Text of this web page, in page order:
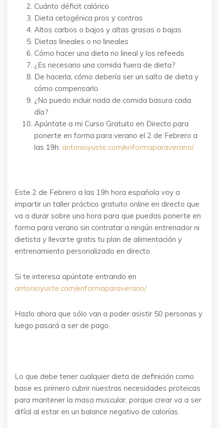
Cuánto déficit calórico
Dieta cetogénica pros y contras
Altos carbos o bajos y altas grasas o bajas
Dietas lineales o no lineales
Cómo hacer una dieta no lineal y los refeeds
¿Es necesario una comida fuera de dieta?
De hacerla, cómo debería ser un salto de dieta y
cómo compensarlo
¿No puedo incluir nada de comida basura cada
día?
Apúntate a mi Curso Gratuito en Directo para
ponerte en forma para verano el 2 de Febrero a
las 19h: antonioyuste.com/enformaparaverano/
Este 2 de Febrero a las 19h hora española voy a
impartir un taller práctico gratuito online en directo que
va a durar sobre una hora para que puedas ponerte en
forma para verano sin contratar a ningún entrenador ni
dietista y llevarte gratis tu plan de alimentación y
entrenamiento personalizado en directo.
Si te interesa apúntate entrando en
antonioyuste.com/enformaparaverano/
Hazlo ahora que sólo van a poder asistir 50 personas y
luego pasará a ser de pago.
Lo que debe tener cualquier dieta de definición como
base es primero cubrir nuestras necesidades proteicas
para mantener la masa muscular, porque crear va a ser
difícil al estar en un balance negativo de calorías.